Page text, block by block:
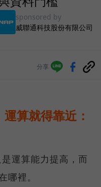
sponsored by
威聯通科技股份有限公司
分享
算就得靠近：
運算能力提高，而
哪裡。